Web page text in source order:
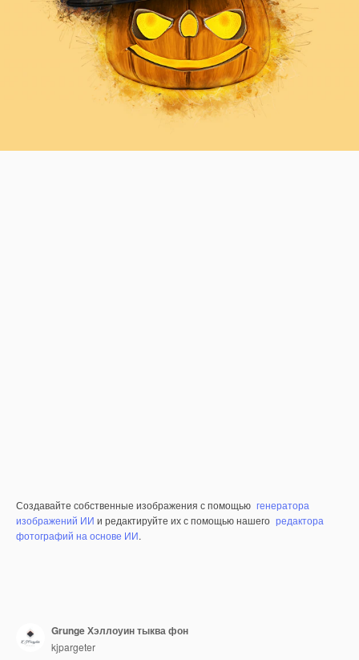
Создавайте собственные изображения с помощью генератора
изображений ИИ и редактируйте их с помощью нашего редактора
фотографий на основе ИИ.
Grunge Хэллоуин тыква фон
kjpargeter